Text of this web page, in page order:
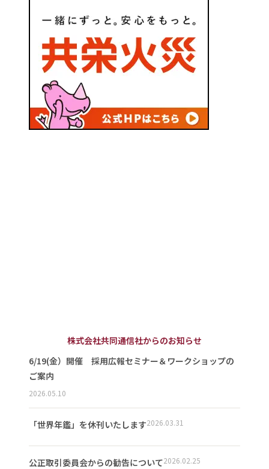
株式会社共同通信社からのお知らせ
6/19(金）開催 採用広報セミナー＆ワークショップの
ご案内
2026.05.10
「世界年鑑」を休刊いたします2026.03.31
公正取引委員会からの勧告について2026.02.25